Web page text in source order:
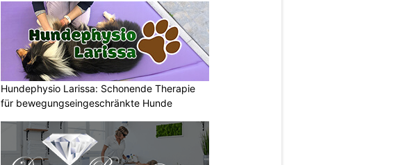
Hundephysio Larissa: Schonende Therapie
für bewegungseingeschränkte Hunde